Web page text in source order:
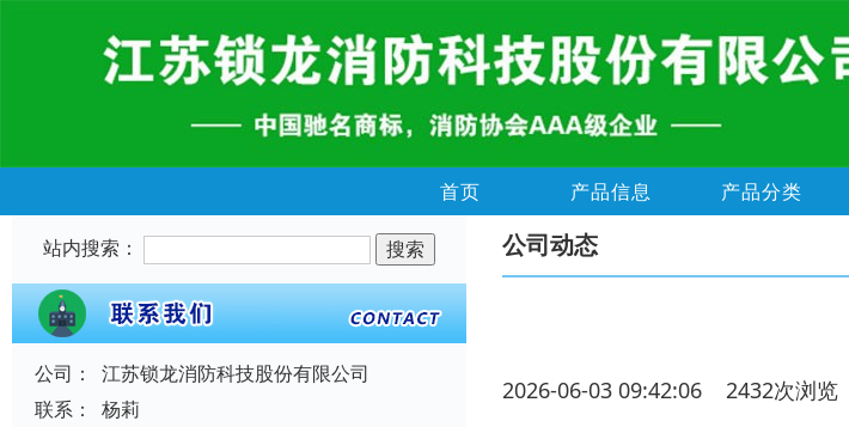
首页 产品信息 产品分类
站内搜索：
公司：
江苏锁龙消防科技股份有限公司
联系：
杨莉
公司动态
2026-06-03 09:42:06 2432次浏览